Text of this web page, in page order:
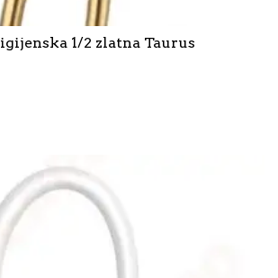
1/2 zlatna Taurus